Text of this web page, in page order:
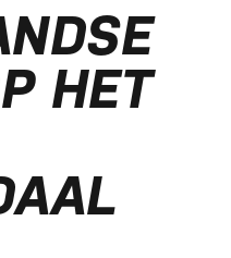
bekend
Championship
Nederlandse
HET